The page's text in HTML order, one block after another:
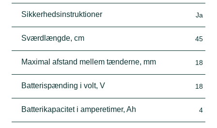
Sikkerhedsinstruktioner Ja
Sværdlængde, cm 45
Maximal afstand mellem tænderne, mm 18
Batterispænding i volt, V 18
Batterikapacitet i amperetimer, Ah 4